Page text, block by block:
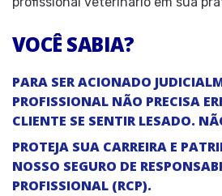
VOCÊ SABIA?
PARA SER ACIONADO
PROFISSIONAL NÃO PRECISA
CLIENTE SE SENTIR LESADO.
PROTEJA SUA CARREIRA E
NOSSO SEGURO DE
PROFISSIONAL (RCP).